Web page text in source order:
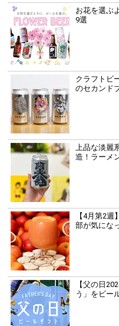
お花を選ぶ
9選
クラフトビ
のセカンド
上品な淡麗
造！ラーメ
【4月第2
部が気にな
【父の日
う」をビー